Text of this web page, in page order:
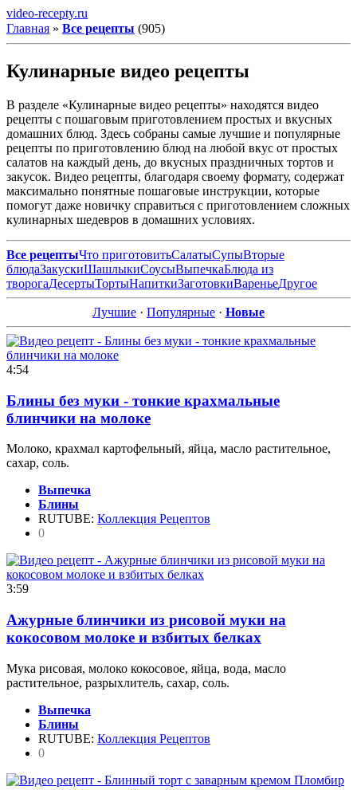
video-recepty.ru
Главная » Все рецепты (905)
Кулинарные видео рецепты
В разделе «Кулинарные видео рецепты» находятся видео
рецепты с пошаговым приготовлением простых и вкусных
домашних блюд. Здесь собраны самые лучшие и популярные
рецепты по приготовлению блюд на любой вкус от простых
салатов на каждый день, до вкусных праздничных тортов и
закусок. Видео рецепты, благодаря своему формату, содержат
максимально понятные пошаговые инструкции, которые
помогут даже новичку справиться с приготовлением сложных
кулинарных шедевров в домашних условиях.
Все рецептыЧто приготовитьСалатыСупыВторые
блюдаЗакускиШашлыкиСоусыВыпечкаБлюда из
творогаДесертыТортыНапиткиЗаготовкиВареньеДругое
Лучшие · Популярные · Новые
4:54
Блины без муки - тонкие крахмальные
блинчики на молоке
Молоко, крахмал картофельный, яйца, масло растительное,
сахар, соль.
Выпечка
Блины
RUTUBE: Коллекция Рецептов
0
3:59
Ажурные блинчики из рисовой муки на
кокосовом молоке и взбитых белках
Мука рисовая, молоко кокосовое, яйца, вода, масло
растительное, разрыхлитель, сахар, соль.
Выпечка
Блины
RUTUBE: Коллекция Рецептов
0